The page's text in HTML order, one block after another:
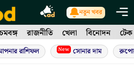
নতুন খবর
রাজনীতি খেলা বিনোদন টেক
রাশিফল New সোনার দাম